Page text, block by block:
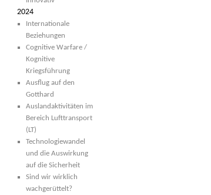
2024
Internationale
Beziehungen
Cognitive Warfare /
Kognitive
Kriegsführung
Ausflug auf den
Gotthard
Auslandaktivitäten im
Bereich Lufttransport
(LT)
Technologiewandel
und die Auswirkung
auf die Sicherheit
Sind wir wirklich
wachgerüttelt?